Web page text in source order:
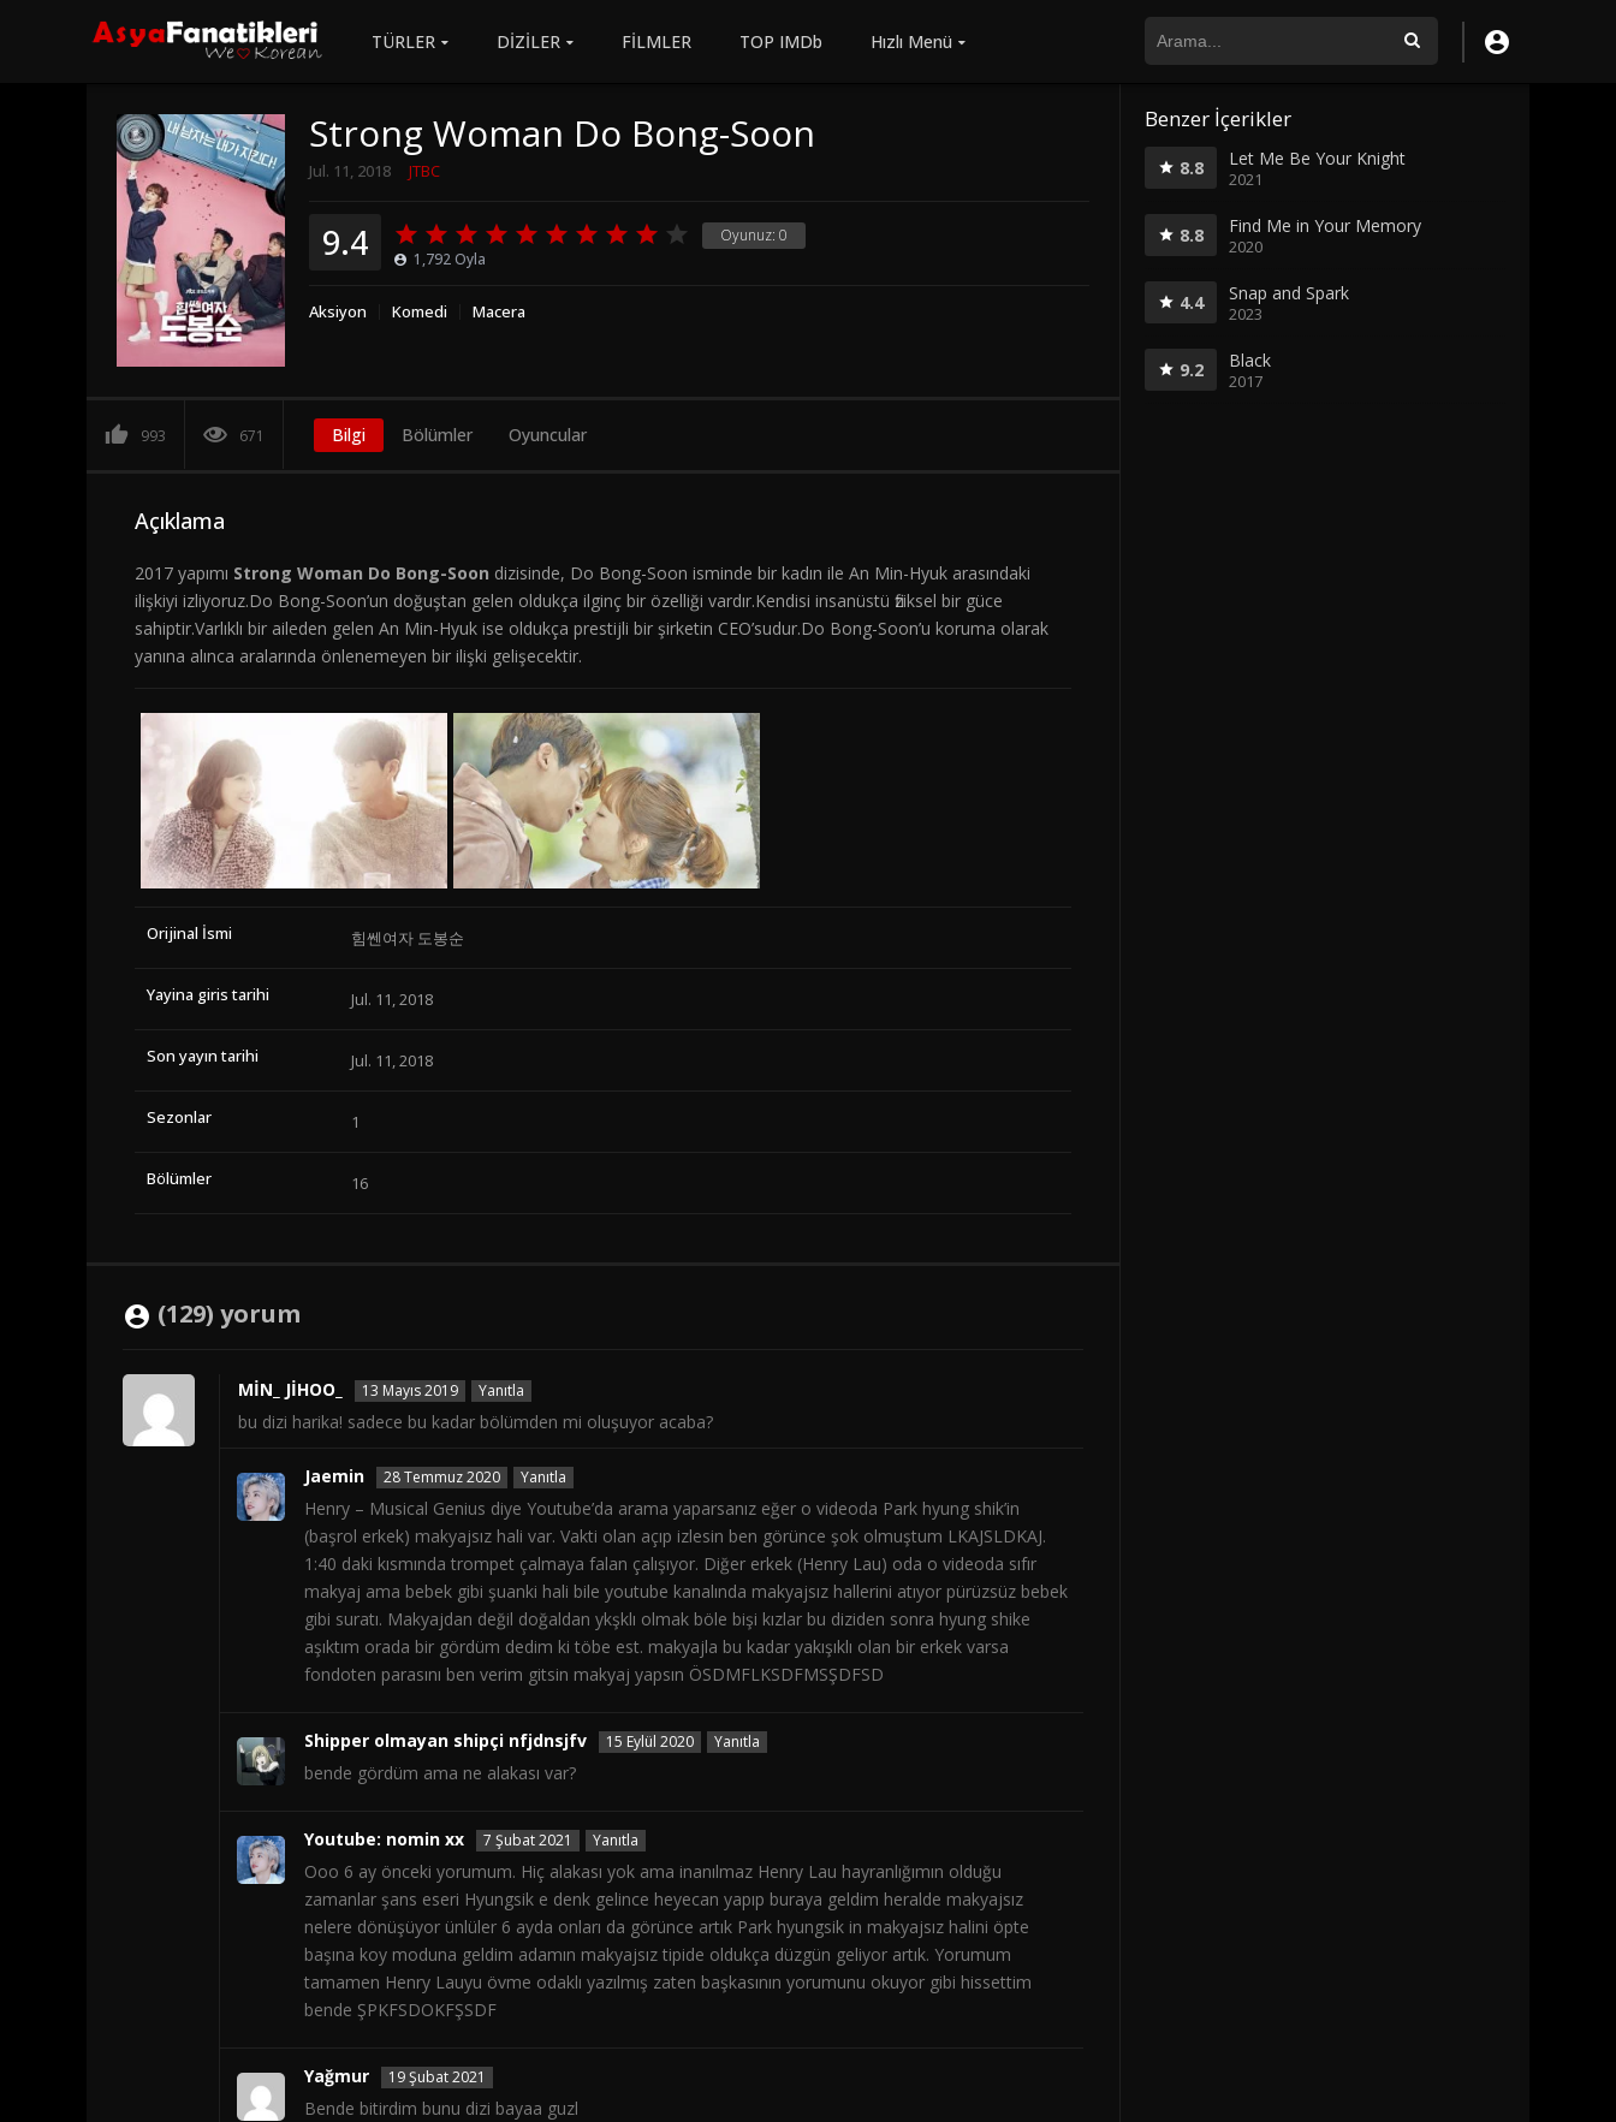
TÜRLER DİZİLER FİLMLER TOP IMDb Hızlı Menü
Strong Woman Do Bong-Soon
Jul. 11, 2018 JTBC
Oyunuz: 0
9.4 1,792 Oyla
Aksiyon Komedi Macera
993 671 Bilgi Bölümler Oyuncular
Açıklama
2017 yapımı Strong Woman Do Bong-Soon dizisinde, Do Bong-Soon isminde bir kadın ile An Min-Hyuk arasındaki
ilişkiyi izliyoruz.Do Bong-Soon’un doğuştan gelen oldukça ilginç bir özelliği vardır.Kendisi insanüstü fiziksel bir güce
sahiptir.Varlıklı bir aileden gelen An Min-Hyuk ise oldukça prestijli bir şirketin CEO’sudur.Do Bong-Soon’u koruma olarak
yanına alınca aralarında önlenemeyen bir ilişki gelişecektir.
Orijinal İsmi 힘쎈여자 도봉순
Yayina giris tarihi Jul. 11, 2018
Son yayın tarihi Jul. 11, 2018
Sezonlar 1
Bölümler 16
(129) yorum
MİN_ JİHOO_ 13 Mayıs 2019 Yanıtla
bu dizi harika! sadece bu kadar bölümden mi oluşuyor acaba?
Jaemin 28 Temmuz 2020 Yanıtla
Henry – Musical Genius diye Youtube’da arama yaparsanız eğer o videoda Park hyung shik’in
(başrol erkek) makyajsız hali var. Vakti olan açıp izlesin ben görünce şok olmuştum LKAJSLDKAJ.
1:40 daki kısmında trompet çalmaya falan çalışıyor. Diğer erkek (Henry Lau) oda o videoda sıfır
makyaj ama bebek gibi şuanki hali bile youtube kanalında makyajsız hallerini atıyor pürüzsüz bebek
gibi suratı. Makyajdan değil doğaldan ykşklı olmak böle bişi kızlar bu diziden sonra hyung shike
aşıktım orada bir gördüm dedim ki töbe est. makyajla bu kadar yakışıklı olan bir erkek varsa
fondoten parasını ben verim gitsin makyaj yapsın ÖSDMFLKSDFMSŞDFSD
Shipper olmayan shipçi nfjdnsjfv 15 Eylül 2020 Yanıtla
bende gördüm ama ne alakası var?
Youtube: nomin xx 7 Şubat 2021 Yanıtla
Ooo 6 ay önceki yorumum. Hiç alakası yok ama inanılmaz Henry Lau hayranlığımın olduğu
zamanlar şans eseri Hyungsik e denk gelince heyecan yapıp buraya geldim heralde makyajsız
nelere dönüşüyor ünlüler 6 ayda onları da görünce artık Park hyungsik in makyajsız halini öpte
başına koy moduna geldim adamın makyajsız tipide oldukça düzgün geliyor artık. Yorumum
tamamen Henry Lauyu övme odaklı yazılmış zaten başkasının yorumunu okuyor gibi hissettim
bende ŞPKFSDOKFŞSDF
Yağmur 19 Şubat 2021
Bende bitirdim bunu dizi bayaa guzl
Benzer İçerikler
8.8 Let Me Be Your Knight
2021
8.8 Find Me in Your Memory
2020
4.4 Snap and Spark
2023
9.2 Black
2017